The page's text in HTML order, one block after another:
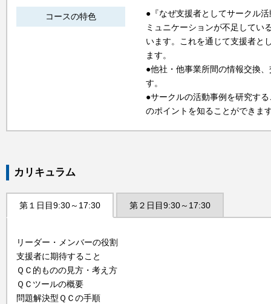
コースの特色
●『なぜ支援者としてサークル
ミュニケーションが不足してい
います。これを通じて支援者と
ます。
●他社・他事業所間の情報交換
す。
●サークルの活動事例を研究す
のポイントを知ることができま
カリキュラム
第１日目9:30～17:30 第２日目9:30～17:30
リーダー・メンバーの役割
支援者に期待すること
ＱＣ的ものの見方・考え方
ＱＣツールの概要
問題解決型ＱＣの手順